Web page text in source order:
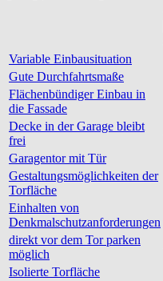
Variable Einbausituation
Gute Durchfahrtsmaße
Flächenbündiger Einbau in
die Fassade
Decke in der Garage bleibt
frei
Garagentor mit Tür
Gestaltungsmöglichkeiten der
Torfläche
Einhalten von
Denkmalschutzanforderungen
direkt vor dem Tor parken
möglich
Isolierte Torfläche